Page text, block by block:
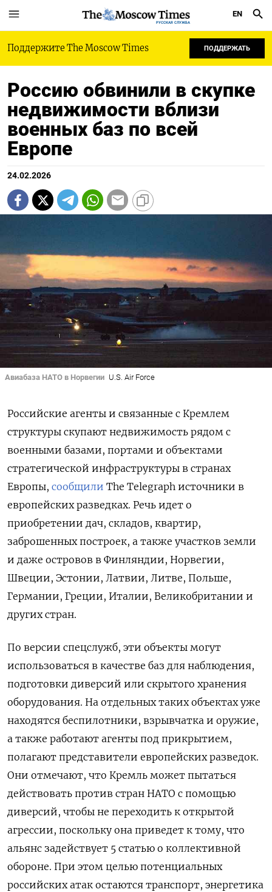
РУССКАЯ СЛУЖБА
EN
Поддержите The Moscow Times ПОДДЕРЖАТЬ
Россию обвинили в скупке
недвижимости вблизи
военных баз по всей
Европе
24.02.2026
Авиабаза НАТО в Норвегии U.S. Air Force
Российские агенты и связанные с Кремлем
структуры скупают недвижимость рядом с
военными базами, портами и объектами
стратегической инфраструктуры в странах
Европы, сообщили The Telegraph источники в
европейских разведках. Речь идет о
приобретении дач, складов, квартир,
заброшенных построек, а также участков земли
и даже островов в Финляндии, Норвегии,
Швеции, Эстонии, Латвии, Литве, Польше,
Германии, Греции, Италии, Великобритании и
других стран.
По версии спецслужб, эти объекты могут
использоваться в качестве баз для наблюдения,
подготовки диверсий или скрытого хранения
оборудования. На отдельных таких объектах уже
находятся беспилотники, взрывчатка и оружие,
а также работают агенты под прикрытием,
полагают представители европейских разведок.
Они отмечают, что Кремль может пытаться
действовать против стран НАТО с помощью
диверсий, чтобы не переходить к открытой
агрессии, поскольку она приведет к тому, что
альянс задействует 5 статью о коллективной
обороне. При этом целью потенциальных
российских атак остаются транспорт, энергетика